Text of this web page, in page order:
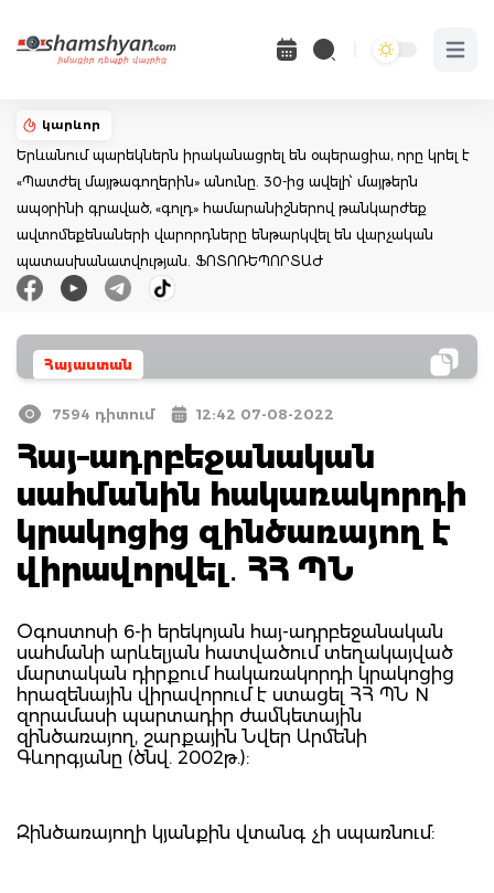
Open
կարևոր
Երևանում պարեկներն իրականացրել են օպերացիա, որը կրել է
«Պատժել մայթագողերին» անունը. 30-ից ավելի՝ մայթերն
ապօրինի գրաված, «գոլդ» համարանիշներով թանկարժեք
ավտոմեքենաների վարորդները ենթարկվել են վարչական
պատասխանատվության. ՖՈՏՈՌԵՊՈՐՏԱԺ
Հայաստան
7594 դիտում 12:42 07-08-2022
Հայ–ադրբեջանական
սահմանին հակառակորդի
կրակոցից զինծառայող է
վիրավորվել․ ՀՀ ՊՆ
Օգոստոսի 6-ի երեկոյան հայ-ադրբեջանական
սահմանի արևելյան հատվածում տեղակայված
մարտական դիրքում հակառակորդի կրակոցից
հրազենային վիրավորում է ստացել ՀՀ ՊՆ N
զորամասի պարտադիր ժամկետային
զինծառայող, շարքային Նվեր Արմենի
Գևորգյանը (ծնվ. 2002թ.):
Զինծառայողի կյանքին վտանգ չի սպառնում: